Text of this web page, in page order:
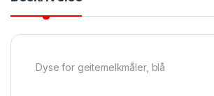
Dyse for geitemelkmåler, blå